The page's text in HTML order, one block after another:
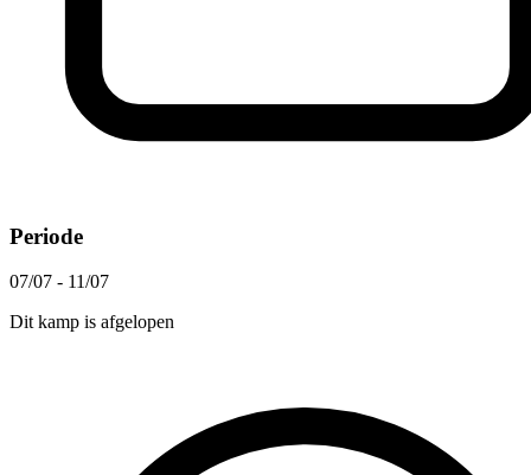
Periode
07/07 - 11/07
Dit kamp is afgelopen